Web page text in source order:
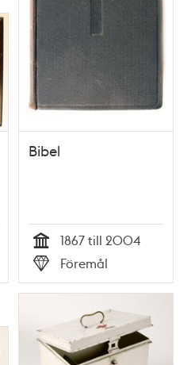
Bibel
Tid
1867 till 2004
Typ
Föremål